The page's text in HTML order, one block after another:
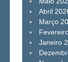
Abril
Março
Janeiro